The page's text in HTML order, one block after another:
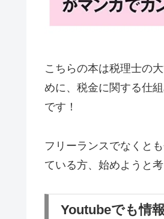
こちらの本は税理士の
めに、税金に関する仕
です！
フリーランスでなくと
ている方、始めようと
Youtubeでも情